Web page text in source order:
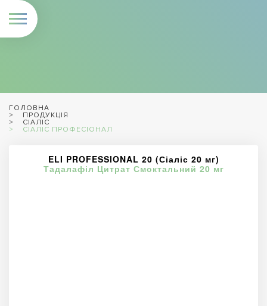
ГОЛОВНА
ПРОДУКЦІЯ
СІАЛІС
СІАЛІС ПРОФЕСІОНАЛ
ELI PROFESSIONAL 20 (Сіаліс 20 мг)
Тадалафіл Цитрат Смоктальний 20 мг